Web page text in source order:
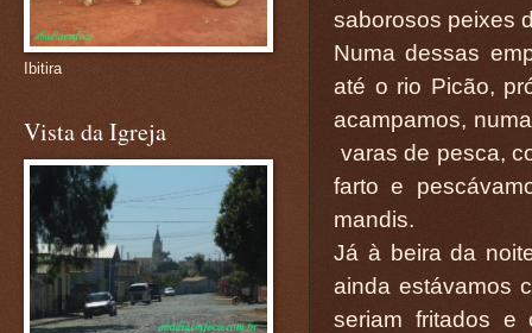
saborosos peixes
Numa dessas
até o rio Picão,
acampamos,
varas de pesca,
farto e
mandis.
Já à beira da
ainda estávamos
seriam fritados e
Ibitira
Vista da Igreja